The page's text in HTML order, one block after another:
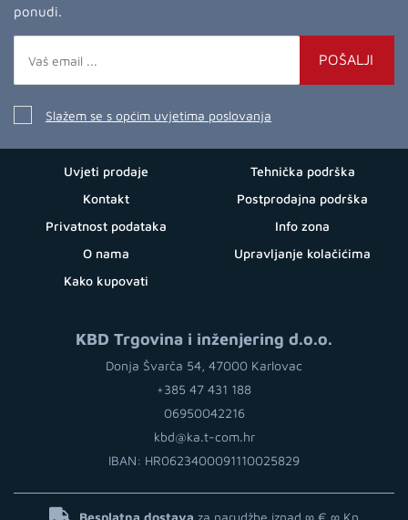
ponudi.
POŠALJI
Slažem se s općim uvjetima poslovanja
Uvjeti prodaje
Kontakt
Privatnost podataka
O nama
Kako kupovati
Tehnička podrška
Postprodajna podrška
Info zona
Upravljanje kolačićima
KBD Trgovina i inženjering d.o.o.
Donja Švarča 54, 47000 Karlovac
+385 47 431 188
06950042216
kbd@ka.t-com.hr
IBAN: HR0623400091110025829
Besplatna dostava za narudžbe iznad ∞ € ∞ Kn